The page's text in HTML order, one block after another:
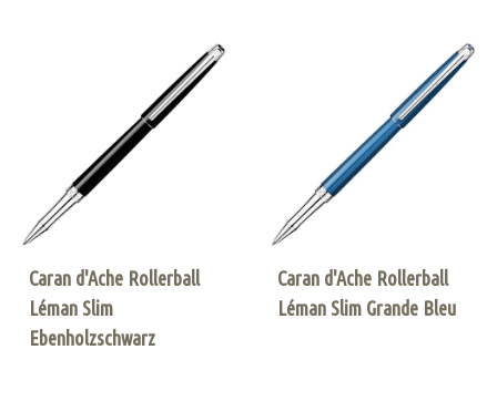
Caran d'Ache Rollerball
Léman Slim
Ebenholzschwarz
Caran d'Ache Rollerball
Léman Slim Grande Bleu